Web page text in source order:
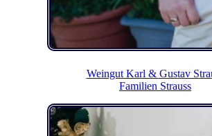
Weingut Karl & Gustav
Familien Strauss